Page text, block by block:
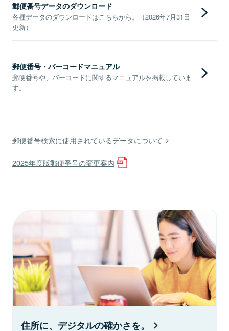
郵便番号データのダウンロード
各種データのダウンロードはこちらから。（2026年7月31日
更新）
郵便番号・バーコードマニュアル
郵便番号や、バーコードに関するマニュアルを掲載していま
す。
郵便番号検索に使用されているデータについて
2025年度版郵便番号の変更案内
住所に、デジタルの確かさを。